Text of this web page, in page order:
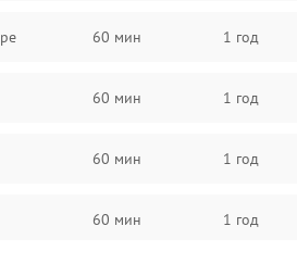
60 мин 1 год
60 мин 1 год
60 мин 1 год
60 мин 1 год